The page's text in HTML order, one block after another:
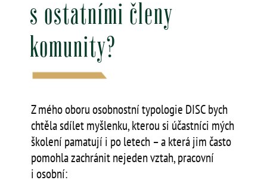
s ostatními členy
komunity?
Z mého oboru osobnostní typologie DISC bych
chtěla sdílet myšlenku, kterou si účastníci mých
školení pamatují i po letech – a která jim často
pomohla zachránit nejeden vztah, pracovní
i osobní: